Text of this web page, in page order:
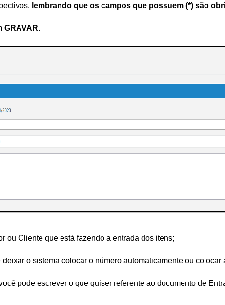
lembrando que os campos que possuem (*) são
GRAVAR.
ou Cliente que está fazendo a entrada dos itens;
deixar o sistema colocar o número automaticamente ou colocar
pode escrever o que quiser referente ao documento de